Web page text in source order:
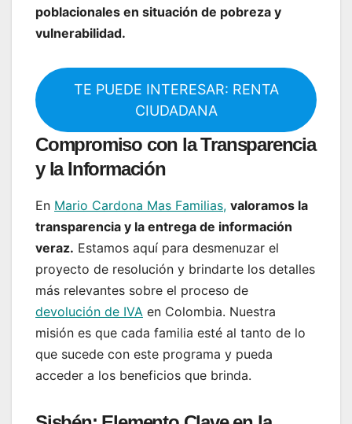
poblacionales en situación de pobreza y
vulnerabilidad.
TE PUEDE INTERESAR: RENTA
CIUDADANA
Compromiso con la Transparencia
y la Información
En Mario Cardona Mas Familias, valoramos la
transparencia y la entrega de información
veraz. Estamos aquí para desmenuzar el
proyecto de resolución y brindarte los detalles
más relevantes sobre el proceso de
devolución de IVA en Colombia. Nuestra
misión es que cada familia esté al tanto de lo
que sucede con este programa y pueda
acceder a los beneficios que brinda.